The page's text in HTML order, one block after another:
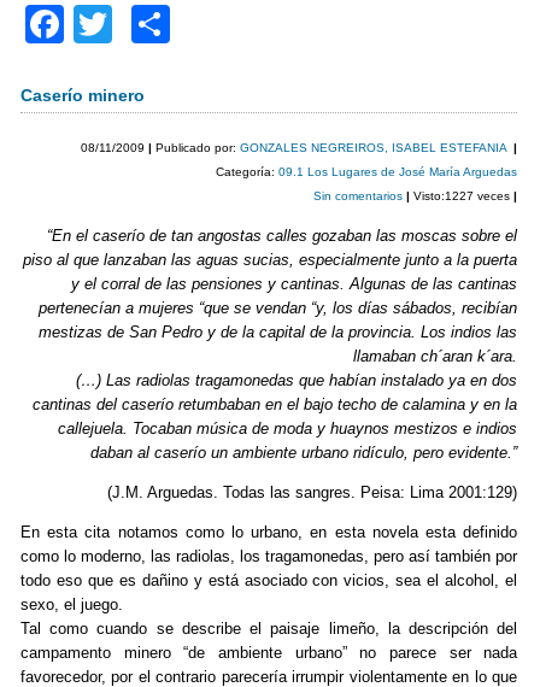
F
c
e
o
k
tt
er
m
p
Caserío minero
08/11/2009 | Publicado por:GONZALES NEGREIROS, ISABEL ESTEFANIA |
Categoría:09.1 Los Lugares de José María Arguedas
Sin comentarios| Visto:1227 veces|
“En el caserío de tan angostas calles gozaban las moscas sobre el
piso al que lanzaban las aguas sucias, especialmente junto a la puerta
y el corral de las pensiones y cantinas. Algunas de las cantinas
pertenecían a mujeres “que se vendan “y, los días sábados, recibían
mestizas de San Pedro y de la capital de la provincia. Los indios las
llamaban ch´aran k´ara.
(…) Las radiolas tragamonedas que habían instalado ya en dos
cantinas del caserío retumbaban en el bajo techo de calamina y en la
callejuela. Tocaban música de moda y huaynos mestizos e indios
daban al caserío un ambiente urbano ridículo, pero evidente.”
(J.M. Arguedas. Todas las sangres. Peisa: Lima 2001:129)
En esta cita notamos como lo urbano, en esta novela esta definido
como lo moderno, las radiolas, los tragamonedas, pero así también por
todo eso que es dañino y está asociado con vicios, sea el alcohol, el
sexo, el juego.
Tal como cuando se describe el paisaje limeño, la descripción del
campamento minero “de ambiente urbano” no parece ser nada
favorecedor, por el contrario parecería irrumpir violentamente en lo que